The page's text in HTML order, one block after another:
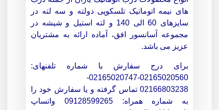
های نیمه اتوماتیک تلسکوپی دولته و سه لته در
سایزهای 60 الی 140 و لته استیل و شیشه در
مجموعه آسانسور افق، آماده ارائه به مشتریان
عزیز می باشد.
برای درج سفارش با شماره تلفنهای:
02165020560-02165020747-
02166803238 تماس گرفته و یا سفارش خود را
به شماره همراه: 09128599265 واتساپ